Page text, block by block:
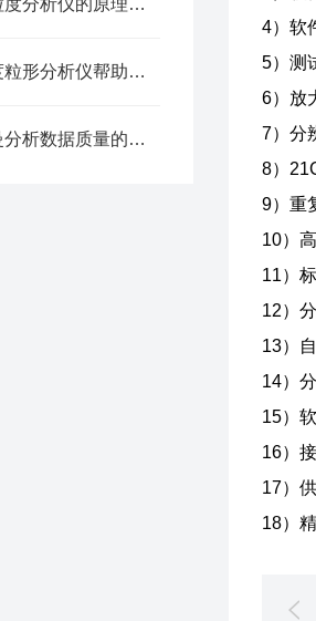
自动图像法粒度分析仪的原理特点与行业应用解析
正确使用粒度粒形分析仪帮助您充分发挥性能
提升显微拉曼分析数据质量的方法
4）软
5）测
6）放
7）分
8）
9）重
10）
11）
12）
13）
14）
15）
16）
17）
18）